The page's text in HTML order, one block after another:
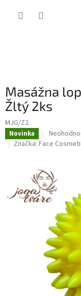
Masážna
Žltý 2ks
MJG/Z2
Novinka
Priemerné
0,0
z
5
Značka: Face